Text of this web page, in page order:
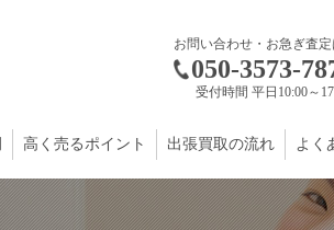
お問い合わせ・お急ぎ査定
050-3573-
受付時間 平日10:00～
高く売るポイント 出張買取の流れ よく